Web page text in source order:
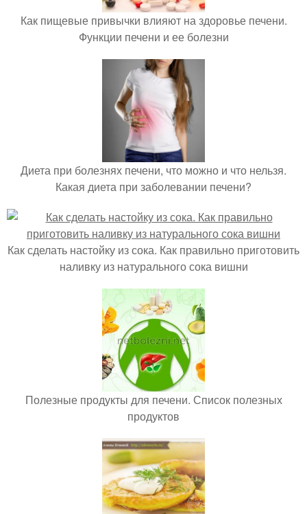
Как пищевые привычки влияют на здоровье печени.
Функции печени и ее болезни
Диета при болезнях печени, что можно и что нельзя.
Какая диета при заболевании печени?
Как сделать настойку из сока. Как правильно приготовить
наливку из натурального сока вишни
Полезные продукты для печени. Список полезных
продуктов